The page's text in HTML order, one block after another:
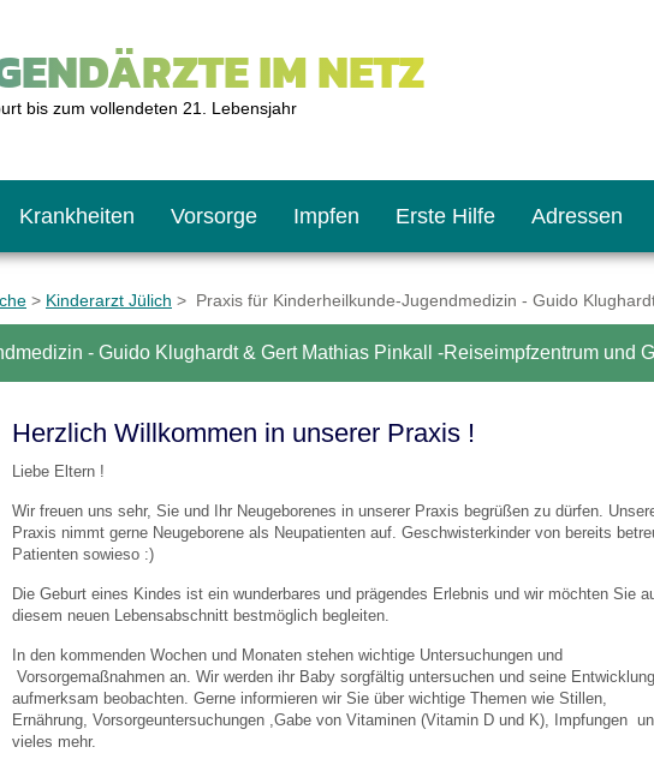
IM NETZ
bis zum vollendeten 21. Lebensjahr
Das erste Jahr
Jugendliche
Krankheiten Vorsorge
Baby: U1 bis U6
Teenager: J1 bis J2
Impfen
Impfkalender
Impfreaktionen
Impfsicherheit
Häufige Fragen
Erste Hilfe
Notrufnummern
Sofortmaßnahmen
Notdienste
Adressen
Notdienste
Link-Tipps
BMI-Rechner
Wachstum-Rechner
Empfehlungen zum Bildschirmmediengebrauch
Hörlexikon
> Kinderarzt Jülich > Praxis für Kinderheilkunde-Jugendmedizin - Guido
- Guido Klughardt & Gert Mathias Pinkall -Reiseimpfzentrum und
Herzlich Willkommen in unserer Praxis !
Liebe Eltern !
Wir freuen uns sehr, Sie und Ihr Neugeborenes in unserer Praxis begrüßen zu dürfen.
Praxis nimmt gerne Neugeborene als Neupatienten auf. Geschwisterkinder von bereits
Patienten sowieso :)
Die Geburt eines Kindes ist ein wunderbares und prägendes Erlebnis und wir möchten Sie
diesem neuen Lebensabschnitt bestmöglich begleiten.
In den kommenden Wochen und Monaten stehen wichtige Untersuchungen und
Vorsorgemaßnahmen an. Wir werden ihr Baby sorgfältig untersuchen und seine Entwicklung
aufmerksam beobachten. Gerne informieren wir Sie über wichtige Themen wie Stillen,
Ernährung, Vorsorgeuntersuchungen ,Gabe von Vitaminen (Vitamin D und K), Impfungen
vieles mehr.